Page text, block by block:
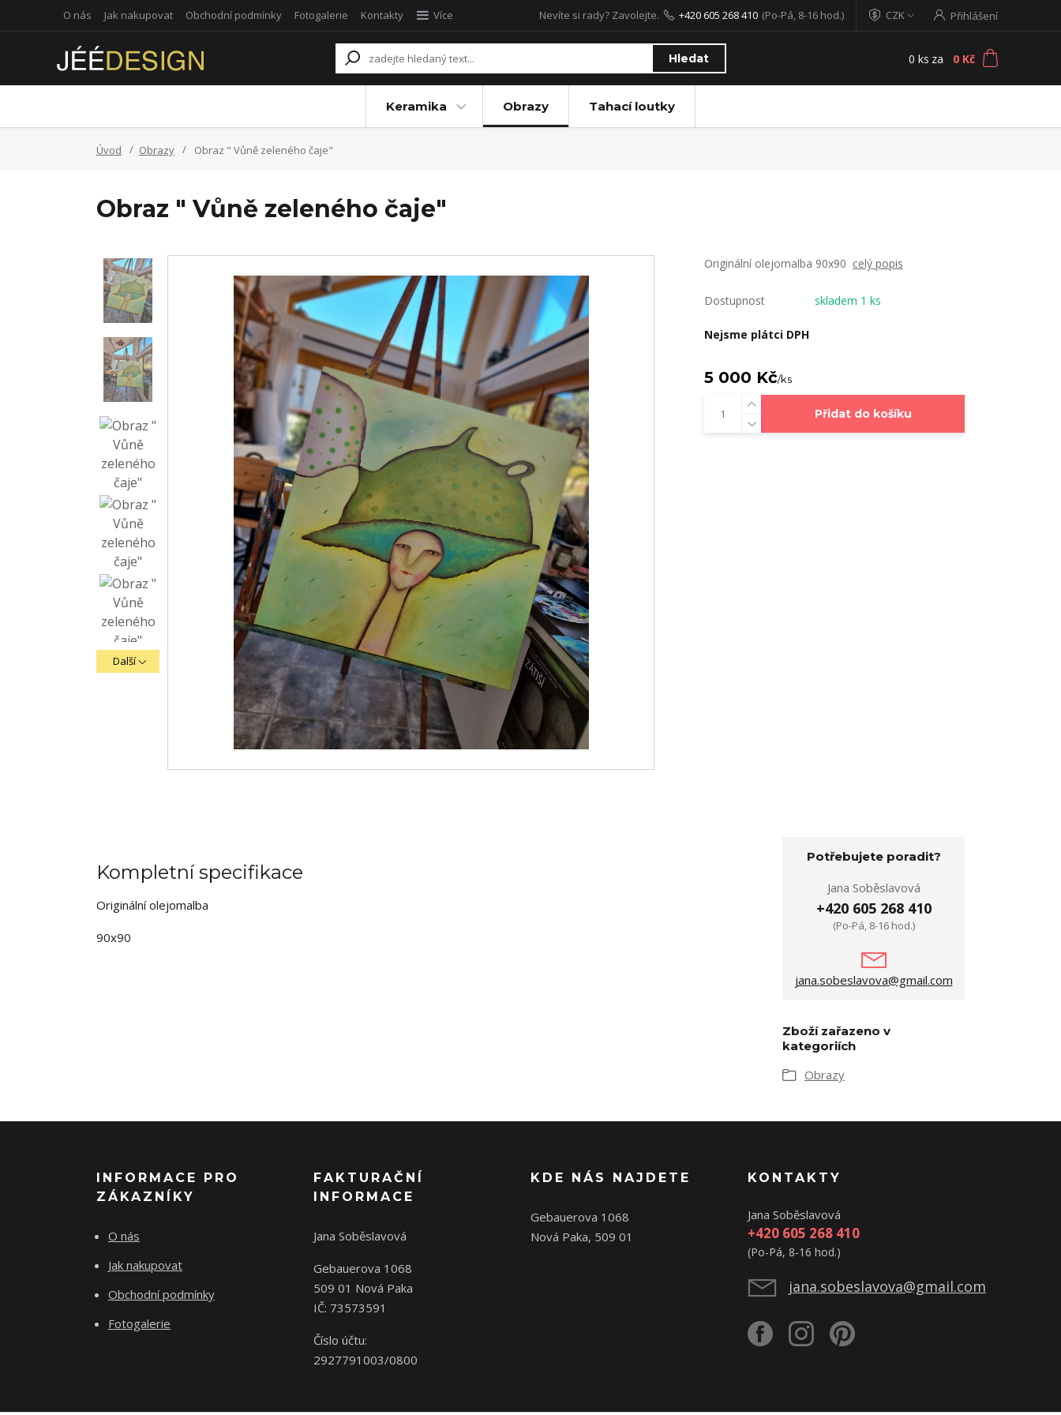
O nás Jak nakupovat Obchodní podmínky Fotogalerie Kontakty Více CZK Přihlášení
Hledat
Nevíte si rady? Zavolejte. +420 605 268 410 (Po-Pá, 8-16 hod.)
0 ks za 0 Kč
Keramika Obrazy Tahací loutky
Úvod Obrazy Obraz " Vůně zeleného čaje"
Obraz " Vůně zeleného čaje"
Další
Originální olejomalba 90x90 celý popis
Dostupnost skladem 1 ks
Nejsme plátci DPH
5 000 Kč/ks
Přidat do košíku
Kompletní specifikace
Originální olejomalba
90x90
Potřebujete poradit?
Jana Soběslavová
+420 605 268 410
(Po-Pá, 8-16 hod.)
jana.sobeslavova@gmail.com
Zboží zařazeno v
kategoriích
Obrazy
INFORMACE PRO
ZÁKAZNÍKY
O nás
Jak nakupovat
Obchodní podmínky
Fotogalerie
FAKTURAČNÍ
INFORMACE
Jana Soběslavová
Gebauerova 1068
509 01 Nová Paka
IČ: 73573591
Číslo účtu:
2927791003/0800
KDE NÁS NAJDETE
Gebauerova 1068
Nová Paka, 509 01
KONTAKTY
Jana Soběslavová
+420 605 268 410
(Po-Pá, 8-16 hod.)
jana.sobeslavova@gmail.com